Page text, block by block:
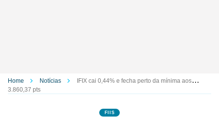
Home Notícias
IFIX cai 0,44% e fecha perto da mínima aos
3.860,37 pts
FIIS